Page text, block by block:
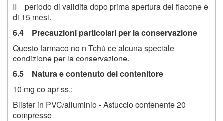
II periodo di validita dopo prima apertura del flacone e
di 15 mesi.
6.4 Precauzioni particolari per la conservazione
Questo farmaco no n Tchů de alcuna speciale
condizione per la conservazione.
6.5 Natura e contenuto del contenitore
10 mg co apr ss.:
Blister in PVC/alluminio - Astuccio contenente 20
compresse